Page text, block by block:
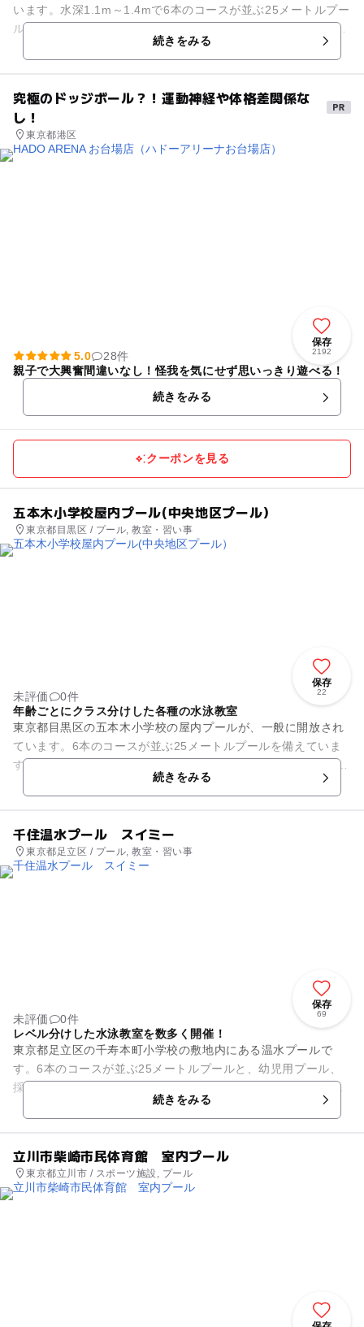
います。水深1.1m～1.4mで6本のコースが並ぶ25メートルプー
ルと、水深0.8m～0.9mで縦横13m、5mの小プール、採暖室、
続きをみる
究極のドッジボール？！運動神経や体格差関係な
し！
東京都港区
保存
2192
5.0
28件
親子で大興奮間違いなし！怪我を気にせず思いっきり遊べる！
続きをみる
クーポンを見る
五本木小学校屋内プール(中央地区プール）
東京都目黒区 / プール, 教室・習い事
保存
22
未評価
0件
年齢ごとにクラス分けした各種の水泳教室
東京都目黒区の五本木小学校の屋内プールが、一般に開放され
ています。6本のコースが並ぶ25メートルプールを備えていま
す。水深は1.1mを基本として可動床で調整しています。オムツ
続きをみる
千住温水プール スイミー
東京都足立区 / プール, 教室・習い事
保存
69
未評価
0件
レベル分けした水泳教室を数多く開催！
東京都足立区の千寿本町小学校の敷地内にある温水プールで
す。6本のコースが並ぶ25メートルプールと、幼児用プール、
採暖室を備えています。屋内の温水プールであるため、一年中
天候を気にすることなく快適...続きをみる
立川市柴崎市民体育館 室内プール
東京都立川市 / スポーツ施設, プール